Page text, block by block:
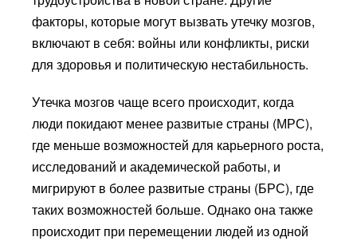
факторы, которые могут вызвать утечку мозгов,
включают в себя: войны или конфликты, риски
для здоровья и политическую нестабильность.
Утечка мозгов чаще всего происходит, когда
люди покидают менее развитые страны (МРС),
где меньше возможностей для карьерного роста,
исследований и академической работы, и
мигрируют в более развитые страны (БРС), где
таких возможностей больше. Однако она также
происходит при перемещении людей из одной